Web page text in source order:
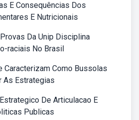
E Consequências Dos
E Nutricionais
Da Unip Disciplina
raciais No Brasil
Caracterizam Como Bussolas
As Estrategias
De Articulacao E
Publicas